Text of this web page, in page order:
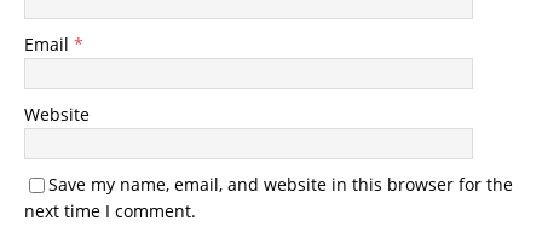
Email *
Website
Save my name, email, and website in this browser for the
next time I comment.